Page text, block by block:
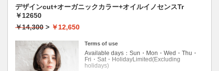
デザインcut+オーガニックカラー+オイルイノセンスTr
￥12650
￥14,300 > ￥12,650
Terms of use
Available days：Sun・Mon・Wed・Thu・
Fri・Sat・HolidayLimited(Excluding
holidays)